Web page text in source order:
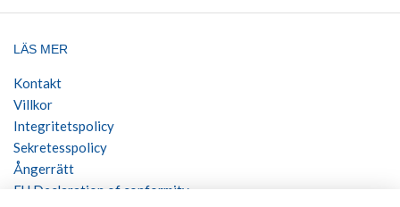
LÄS MER
Kontakt
Villkor
Integritetspolicy
Sekretesspolicy
Ångerrätt
EU Declaration of conformity